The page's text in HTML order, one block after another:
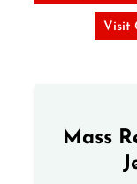
Visit
Mass